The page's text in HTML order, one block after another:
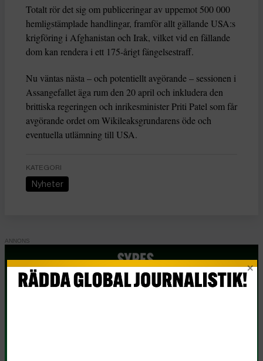
Totalt rör det sig om publiceringar av uppemot 500 000
hemligstämplade handlingar, framför allt gällande USA:s
krigföring i Afghanistan och Irak, vilket vid en fällande
dom kan rendera i ett 175-årigt fängelsestraff.
Nu väntas nästa – och potentiellt avgörande – sessionen i
Assangefallet äga rum den 20 april och inkludera den
brittiska regeringen och inrikesminister Priti Patel som får
avgörande ordet om Wikileaksgrundarens öde och
eventuella utlämning till USA.
KATEGORI
Nyheter
Essä